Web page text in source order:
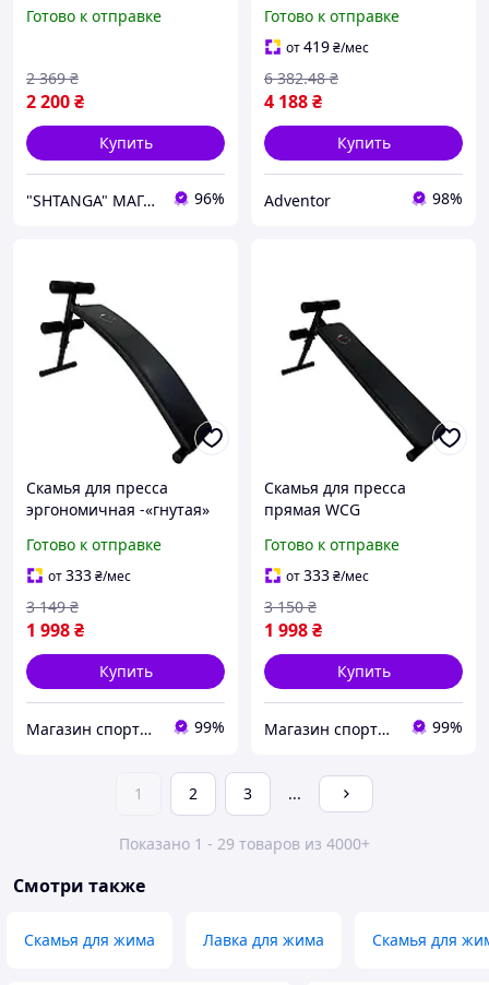
Готово к отправке
2 200₴
2 369 ₴
Купить
"SHTANGA" МАГАЗИН СПОРТИВНЫХ ТОВАРОВ 96%
универсальная скамья
для пресса и б Ultra\R
Готово к отправке
от419₴/мес
4 188₴
6 382.48 ₴
Купить
Adventor 98%
Скамья для пресса
эргономичная -«гнутая»
Готово к отправке
от333₴/мес
1 998₴
3 149 ₴
Купить
Магазин спортивных товаров "PLANETSPORT" 99%
Скамья для пресса
прямая WCG
Готово к отправке
от333₴/мес
1 998₴
3 150 ₴
Купить
Магазин спортивных товаров "PLANETSPORT" 99%
1 2 3 ...
Показано 1 - 29 товаров из 4000+
Смотри также
Скамья для жима Лавка для жима Скамья для